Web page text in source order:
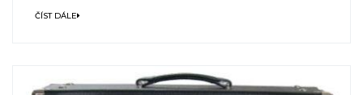
ČÍST DÁLE